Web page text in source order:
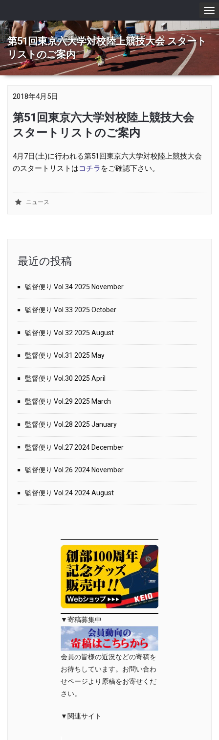
第51回東京六大学対校陸上競技大会 スタート
リストのご案内
2018年4月5日
第51回東京六大学対校陸上競技大会
スタートリストのご案内
4月7日(土)に行われる第51回東京六大学対校陸上競技大会
のスタートリストはコチラ をご確認下さい。
ニュース
最近の投稿
監督便り Vol.34 2025 November
監督便り Vol.33 2025 October
監督便り Vol.32 2025 August
監督便り Vol.31 2025 May
監督便り Vol.30 2025 April
監督便り Vol.29 2025 March
監督便り Vol.28 2025 January
監督便り Vol.27 2024 December
監督便り Vol.26 2024 November
監督便り Vol.24 2024 August
▼寄稿募集中
会員の皆様の近況などの寄稿を
お待ちしています。お問い合わ
せページより原稿をお寄せくだ
さい。
▼関連サイト